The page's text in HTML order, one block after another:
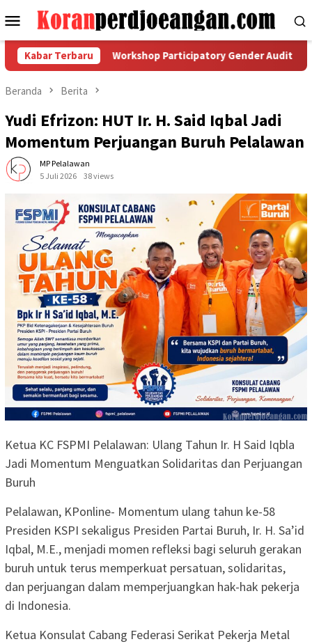
ke
Menu
Mobile
Kabar TerbaruWorkshop Participatory Gender Audit Dorong
Beranda Berita
Yudi Efrizon: HUT Ir. H. Said Iqbal Jadi
Momentum Perjuangan Buruh Pelalawan
MP Pelalawan
5 Juli 2026
38 views
Ketua KC FSPMI Pelalawan: Ulang Tahun Ir. H Said Iqbla
Jadi Momentum Menguatkan Solidaritas dan Perjuangan
Buruh
Pelalawan, KPonline- Momentum ulang tahun ke-58
Presiden KSPI sekaligus Presiden Partai Buruh, Ir. H. Sa’id
Iqbal, M.E., menjadi momen refleksi bagi seluruh gerakan
buruh untuk terus memperkuat persatuan, solidaritas,
dan perjuangan dalam memperjuangkan hak-hak pekerja
di Indonesia.
Ketua Konsulat Cabang Federasi Serikat Pekerja Metal